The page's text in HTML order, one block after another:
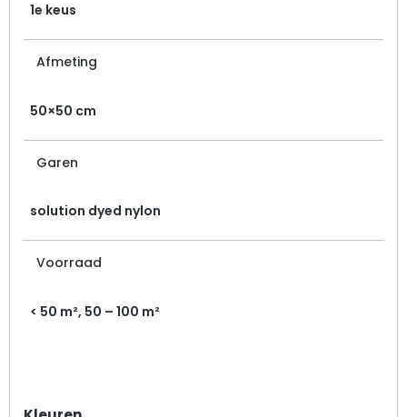
1e keus
Afmeting
50×50 cm
Garen
solution dyed nylon
Voorraad
< 50 m², 50 – 100 m²